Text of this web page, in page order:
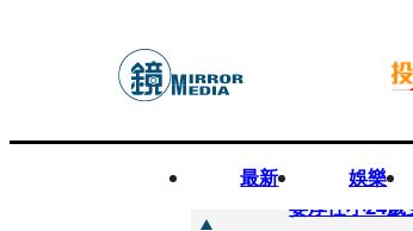
最新 娛樂
快訊
姜厚任小24